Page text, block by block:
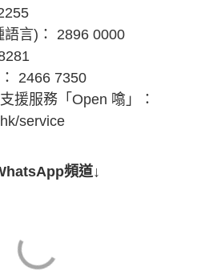
言)： 2896 0000
2466 7350
援服務「Open 噏」：
service
頻道↓